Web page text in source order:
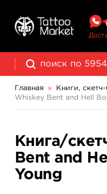
Главная » Книги,
Whiskey Bent and Hell
Книга/
Bent and
Young